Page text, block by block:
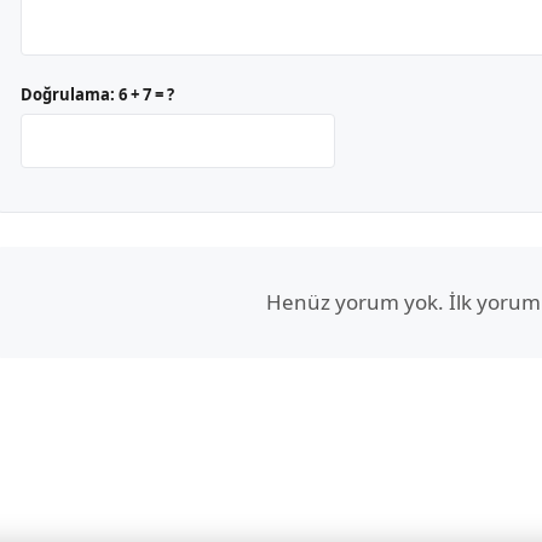
Doğrulama: 6 + 7 = ?
Henüz yorum yok. İlk